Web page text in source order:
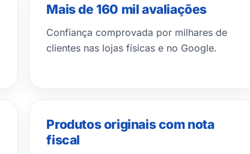
Mais de 160 mil avaliações
Confiança comprovada por milhares de
clientes nas lojas físicas e no Google.
Produtos originais com nota
fiscal